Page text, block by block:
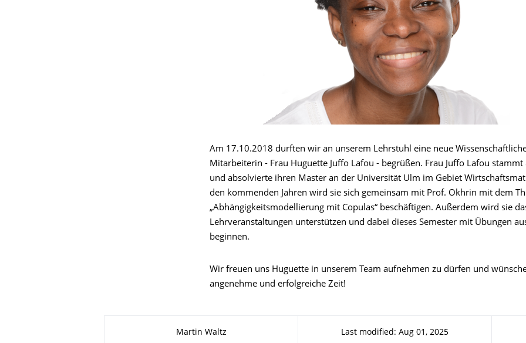
Am 17.10.2018 durften wir an unserem Lehrstuhl eine neue
Mitarbeiterin - Frau Huguette Juffo Lafou - begrüßen. Frau Juffo Lafou stammt
und absolvierte ihren Master an der Universität Ulm im Gebiet
den kommenden Jahren wird sie sich gemeinsam mit Prof. Okhrin mit dem
„Abhängigkeitsmodellierung mit Copulas“ beschäftigen. Außerdem wird sie
Lehrveranstaltungen unterstützen und dabei dieses Semester mit Übungen
beginnen.
Wir freuen uns Huguette in unserem Team aufnehmen zu dürfen und
angenehme und erfolgreiche Zeit!
Martin Waltz Last modified: Aug 01, 2025